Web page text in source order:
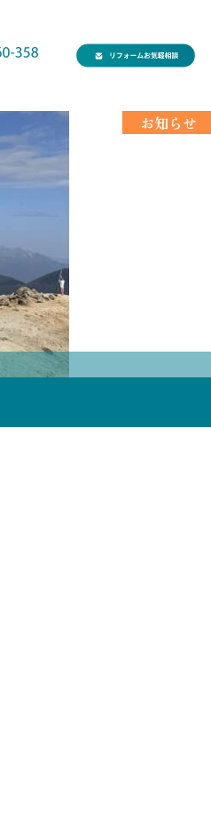
お知らせ